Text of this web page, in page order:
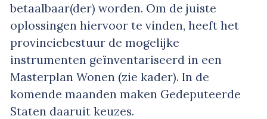
betaalbaar(der) worden. Om de juiste
oplossingen hiervoor te vinden, heeft het
provinciebestuur de mogelijke
instrumenten geïnventariseerd in een
Masterplan Wonen (zie kader). In de
komende maanden maken Gedeputeerde
Staten daaruit keuzes.